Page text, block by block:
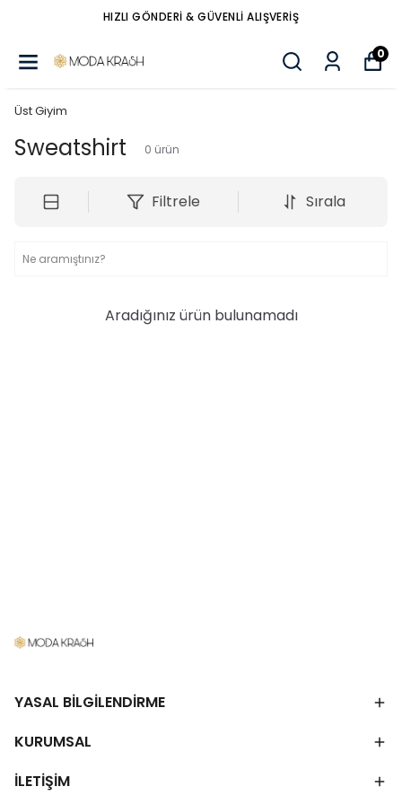
HIZLI GÖNDERİ & GÜVENLİ ALIŞVERİŞ
0
Üst Giyim
Sweatshirt 0 ürün
Filtrele Sırala
Aradığınız ürün bulunamadı
YASAL BİLGİLENDİRME
KURUMSAL
İLETİŞİM